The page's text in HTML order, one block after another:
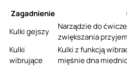
Zagadnienie
Kulki gejszy
Narządzie do
zwiększania
Kulki
wibrujące
Kulki z funkcją
mięśnie dna